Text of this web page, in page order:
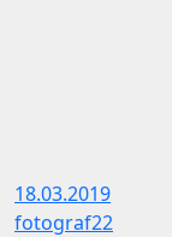
18.03.2019
fotograf22